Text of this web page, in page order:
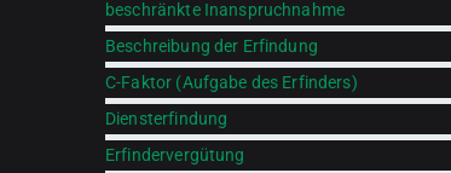
beschränkte Inanspruchnahme
Beschreibung der Erfindung
C-Faktor (Aufgabe des Erfinders)
Diensterfindung
Erfindervergütung